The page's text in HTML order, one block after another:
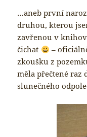
…aneb první
druhou, kterou
zavřenou v
čichat
–
zkoušku z
měla přečtené raz
slunečného